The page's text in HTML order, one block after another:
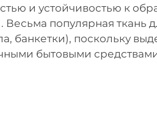
и устойчивостью к
популярная ткань
банкетки), поскольку
бытовыми